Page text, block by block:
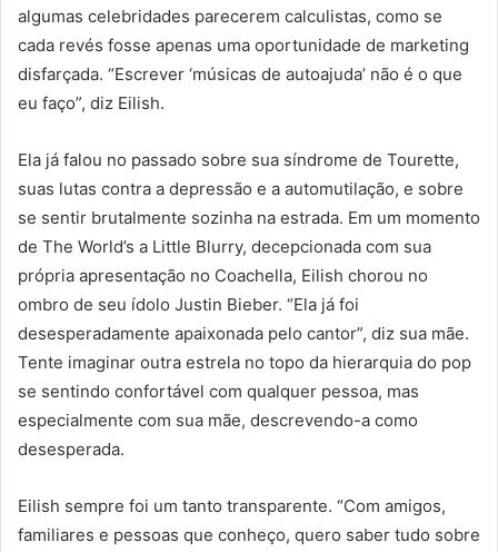
algumas celebridades parecerem calculistas, como se
cada revés fosse apenas uma oportunidade de marketing
disfarçada. “Escrever ‘músicas de autoajuda’ não é o que
eu faço”, diz Eilish.
Ela já falou no passado sobre sua síndrome de Tourette,
suas lutas contra a depressão e a automutilação, e sobre
se sentir brutalmente sozinha na estrada. Em um momento
de The World’s a Little Blurry, decepcionada com sua
própria apresentação no Coachella, Eilish chorou no
ombro de seu ídolo Justin Bieber. “Ela já foi
desesperadamente apaixonada pelo cantor”, diz sua mãe.
Tente imaginar outra estrela no topo da hierarquia do pop
se sentindo confortável com qualquer pessoa, mas
especialmente com sua mãe, descrevendo-a como
desesperada.
Eilish sempre foi um tanto transparente. “Com amigos,
familiares e pessoas que conheço, quero saber tudo sobre